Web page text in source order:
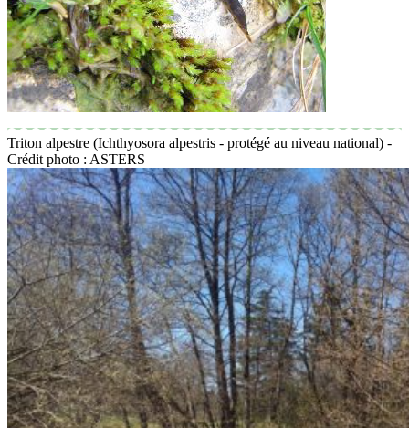
Triton alpestre (Ichthyosora alpestris - protégé au niveau national) -
Crédit photo : ASTERS